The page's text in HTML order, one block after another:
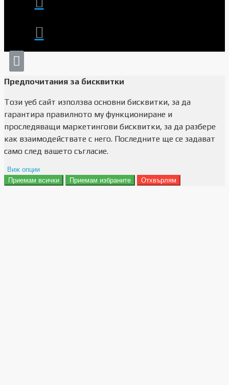
Предпочитания за бисквитки
Този уеб сайт използва основни бисквитки, за да
гарантира правилното му функциониране и
проследяващи маркетингови бисквитки, за да разбере
как взаимодействате с него. Последните ще се задават
само след вашето съгласие.
Виж опции
Препочитания за реклами
Приемам всички Приемам избраните Отхвърлям